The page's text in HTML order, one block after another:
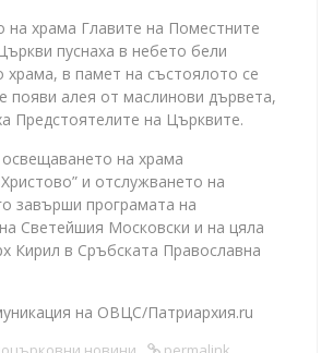
на храма Главите на Поместните
пуснаха в небето бели
храма, в памет на състоялото се
появи алея от маслинови дървета,
Предстоятелите на Църквите.
на храма
и отслужването на
завърши програмата на
Светейшия Московски и на цяла
Кирил в Сръбската Православна
на ОВЦС/Патриархия.ru